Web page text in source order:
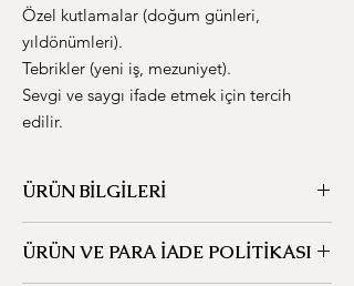
Özel kutlamalar (doğum günleri,
yıldönümleri).
Tebrikler (yeni iş, mezuniyet).
Sevgi ve saygı ifade etmek için tercih
edilir.
ÜRÜN BİLGİLERİ
KESİNLİKLE HAZIR OLARAK ALINIP
SATILMAZ vazolar ve üründeki diğer objeler
ÜRÜN VE PARA İADE POLİTİKASI